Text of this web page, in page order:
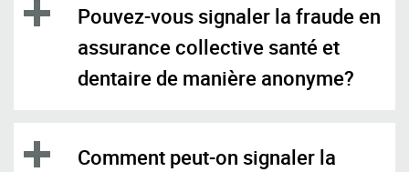
Pouvez-vous signaler la fraude en
assurance collective santé et
dentaire de manière anonyme?
Comment peut-on signaler la